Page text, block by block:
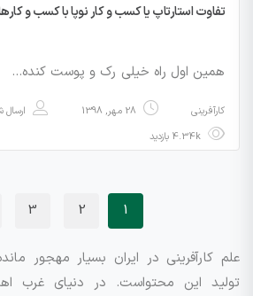
تفاوت استارتاپ یا کسب و کار نوپا با کسب و
همین اول راه خیلی رک و پوست کنده…
کارآفرینی 28 مهر, 1398
1
2
3
علم کارآفرینی در ایران بسیار مهجور
تولید این محتواست. در دنیای غرب